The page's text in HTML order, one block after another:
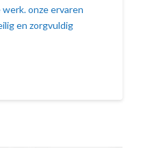
onze ervaren
en zorgvuldig